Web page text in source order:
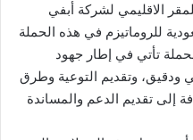
الاقليمي لشركة أبفي
للروماتيزم في هذه الحملة
تأتي في إطار جهود
ودقيق، وتقديم التوعية وطرق
إلى تقديم الدعم والمساندة